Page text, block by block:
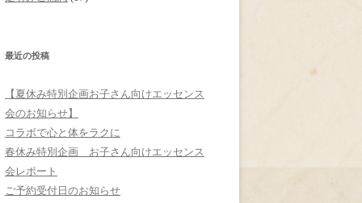
最近の投稿
【夏休み特別企画お子さん向けエッセンス
会のお知らせ】
コラボで心と体をラクに
春休み特別企画 お子さん向けエッセンス
会レポート
ご予約受付日のお知らせ